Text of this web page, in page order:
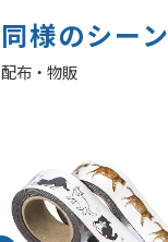
同様のシーン
配布・物販